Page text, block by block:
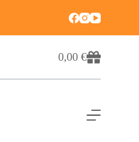
0,00€